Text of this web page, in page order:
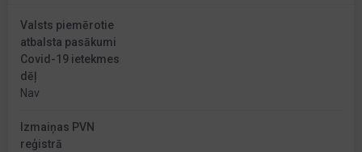
Valsts piemērotie
atbalsta pasākumi
Covid-19 ietekmes
dēļ
Nav
Izmaiņas PVN
reģistrā